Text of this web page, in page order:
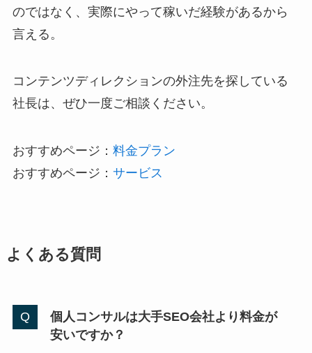
のではなく、実際にやって稼いだ経験があるから
言える。
コンテンツディレクションの外注先を探している
社長は、ぜひ一度ご相談ください。
おすすめページ： 料金プラン
おすすめページ： サービス
よくある質問
個人コンサルは大手SEO会社より料金が
安いですか？